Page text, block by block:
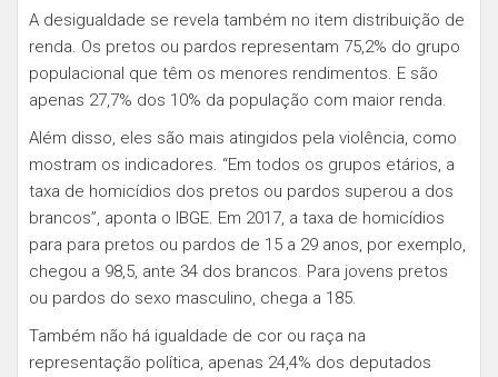
A desigualdade se revela também no item distribuição de
renda. Os pretos ou pardos representam 75,2% do grupo
populacional que têm os menores rendimentos. E são
apenas 27,7% dos 10% da população com maior renda.
Além disso, eles são mais atingidos pela violência, como
mostram os indicadores. “Em todos os grupos etários, a
taxa de homicídios dos pretos ou pardos superou a dos
brancos”, aponta o IBGE. Em 2017, a taxa de homicídios
para para pretos ou pardos de 15 a 29 anos, por exemplo,
chegou a 98,5, ante 34 dos brancos. Para jovens pretos
ou pardos do sexo masculino, chega a 185.
Também não há igualdade de cor ou raça na
representação política, apenas 24,4% dos deputados